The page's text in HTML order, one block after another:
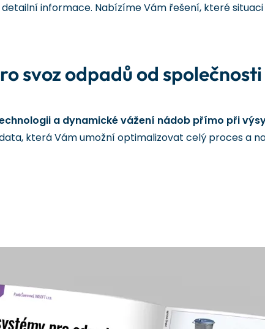
informace. Nabízíme Vám řešení, které situaci
svoz odpadů od
a dynamické vážení nádob přímo při
která Vám umožní optimalizovat celý proces a